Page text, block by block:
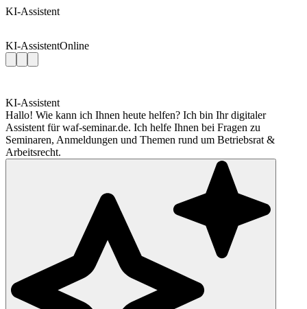
KI-Assistent
KI-AssistentOnline
KI-Assistent
Hallo! Wie kann ich Ihnen heute helfen? Ich bin Ihr digitaler
Assistent für waf-seminar.de. Ich helfe Ihnen bei Fragen zu
Seminaren, Anmeldungen und Themen rund um Betriebsrat &
Arbeitsrecht.